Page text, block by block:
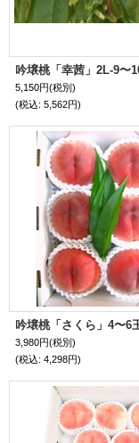
5,150円(税別)
(税込: 5,562円)
吟壌桃「さくら」4〜
3,980円(税別)
(税込: 4,298円)